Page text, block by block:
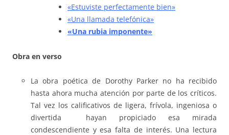
«Estuviste perfectamente bien»
«Una llamada telefónica»
«Una rubia imponente»
Obra en verso
La obra poética de Dorothy Parker no ha recibido
hasta ahora mucha atención por parte de los críticos.
Tal vez los calificativos de ligera, frívola, ingeniosa o
divertida hayan propiciado esa mirada
condescendiente y esa falta de interés. Una lectura